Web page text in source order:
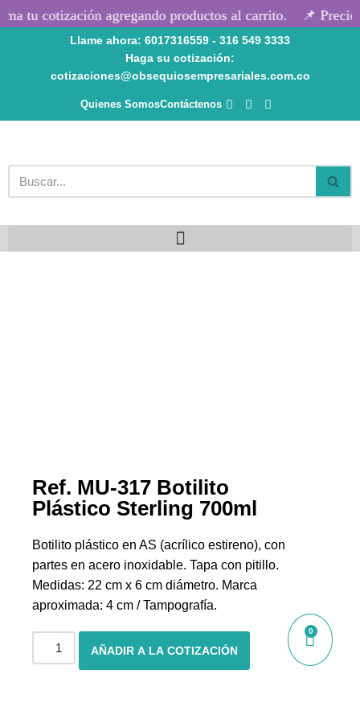
contenido
tu cotización agregando productos al carrito. 📌
Llame ahora: 6017316559 - 316 549 3333
Haga su cotización:
cotizaciones@obsequiosempresariales.com.co
Quienes SomosContáctenos
0
Ref. MU-317 Botilito
Plástico Sterling 700ml
Botilito plástico en AS (acrílico estireno), con
partes en acero inoxidable. Tapa con pitillo.
Medidas: 22 cm x 6 cm diámetro. Marca
aproximada: 4 cm / Tampografía.
AÑADIR A LA COTIZACIÓN